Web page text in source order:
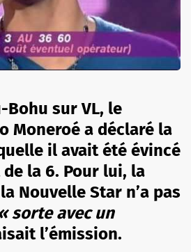
Bohu sur VL, le
Moneroé a déclaré la
il avait été évincé
de la 6. Pour lui, la
Nouvelle Star n’a pas
sorte avec un
l’émission.